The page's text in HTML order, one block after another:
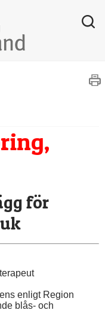
för
enligt Region
blås- och